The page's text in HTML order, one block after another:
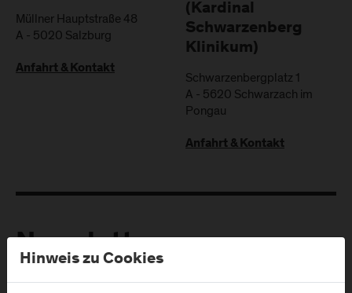
Müllner Hauptstraße 48
A - 5020 Salzburg
Anfahrt & Kontakt
(Kardinal
Schwarzenberg
Klinikum)
Schwarzenbergplatz 1
A - 5620 Schwarzach im
Pongau
Anfahrt & Kontakt
Newsletter
Hinweis zu Cookies